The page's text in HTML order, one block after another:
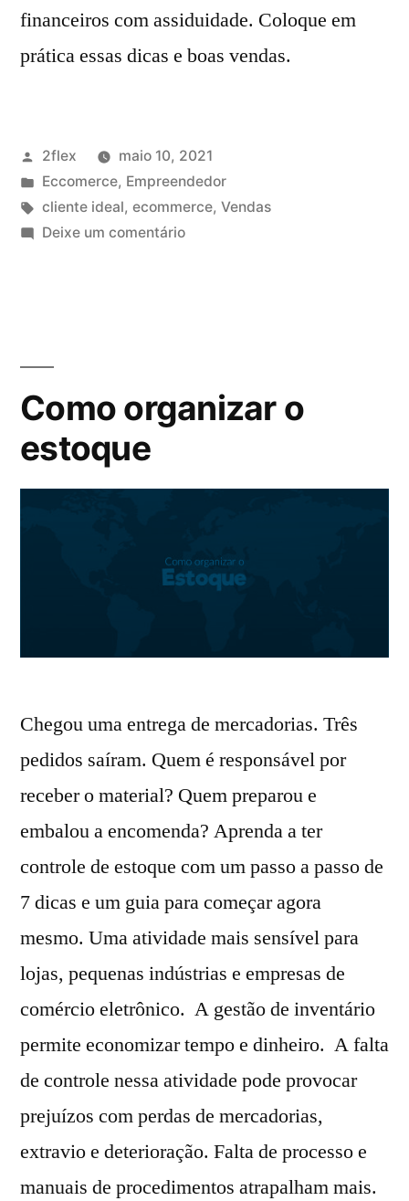
financeiros com assiduidade. Coloque em
prática essas dicas e boas vendas.
2flex
maio 10, 2021
Eccomerce, Empreendedor
cliente ideal, ecommerce, Vendas
Deixe um comentário
Como organizar o
estoque
Chegou uma entrega de mercadorias. Três
pedidos saíram. Quem é responsável por
receber o material? Quem preparou e
embalou a encomenda? Aprenda a ter
controle de estoque com um passo a passo de
7 dicas e um guia para começar agora
mesmo. Uma atividade mais sensível para
lojas, pequenas indústrias e empresas de
comércio eletrônico. A gestão de inventário
permite economizar tempo e dinheiro. A falta
de controle nessa atividade pode provocar
prejuízos com perdas de mercadorias,
extravio e deterioração. Falta de processo e
manuais de procedimentos atrapalham mais.